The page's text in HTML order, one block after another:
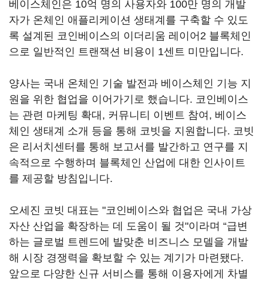
베이스체인은 10억 명의 사용자와 100만 명의 개발
자가 온체인 애플리케이션 생태계를 구축할 수 있도
록 설계된 코인베이스의 이더리움 레이어2 블록체인
으로 일반적인 트랜잭션 비용이 1센트 미만입니다.
양사는 국내 온체인 기술 발전과 베이스체인 기능 지
원을 위한 협업을 이어가기로 했습니다. 코인베이스
는 관련 마케팅 확대, 커뮤니티 이벤트 참여, 베이스
체인 생태계 소개 등을 통해 코빗을 지원합니다. 코빗
은 리서치센터를 통해 보고서를 발간하고 연구를 지
속적으로 수행하며 블록체인 산업에 대한 인사이트
를 제공할 방침입니다.
오세진 코빗 대표는 "코인베이스와 협업은 국내 가상
자산 산업을 확장하는 데 도움이 될 것"이라며 “급변
하는 글로벌 트렌드에 발맞춘 비즈니스 모델을 개발
해 시장 경쟁력을 확보할 수 있는 계기가 마련됐다.
앞으로 다양한 신규 서비스를 통해 이용자에게 차별